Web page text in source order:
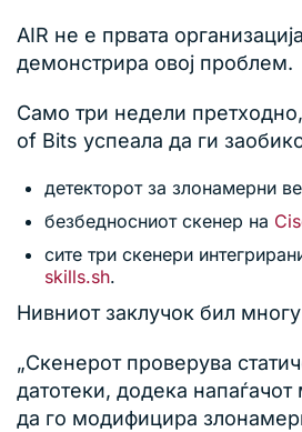
AIR не е првата
демонстрира овој проблем.
Само три недели
of Bits успеала да ги
детекторот за злонамерни
безбедносниот скенер на
сите три скенери
skills.sh.
Нивниот заклучок бил
„Скенерот проверува
датотеки, додека
да го модифицира